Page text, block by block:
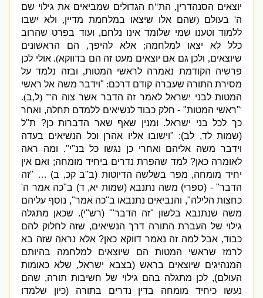
יוצאים הסנהדרין, הת"ח הגדולים שמביאים את גילוי שם
ה' בעולם (שהם אלו שיצאו במלחמת מדיין, ולא ישבו
ללמוד וטענו שמי שלומד אינו נלחם, ועוד בפרט שהרוב
כלל לא יצאו למלחמה; אלא להיפך, הם הראשונים
שיוצאים, ולכן גם אם יוצאים מעט זה הם בדווקא).אולי לכן
פרשיה הקודמת נאמרה לראשי המטות, ובזה נלמד על
מסירת התורה שעברה קודם דרכם:
"וידבר משה אל ראשי
המטות לבני ישראל לאמר זה הדבר אשר צוה ה'” (ל,ב).
'
"ראשי המטות" - חלק כבוד לנשיאים ללמדם תחלה, ואחר
כך לכל בני ישראל. ומנין שאף שאר הדברות כן? ת"ל
(שמות לד, לב): "וישובו אליו אהרן וכל הנשיאים בעדה
וידבר משה אליהם ואחרי כן נגשו כל בנ"י". ומה ראה
לאומרה כאן?למד שהפרת נדרים ביחיד מומחה; ואם אין
יחיד מומחה, מפר בשלשה הדיוטות (ב"ב קכ, ב) … "זה
הדבר" - (ספרי) משה נתנבא(שמות יא,ד) ב"כה אמר ה'
כחצות הלילה", והנביאים נתנבאו ב"כה אמר", נוסף עליהם
משה שנתנבא בלשון "זה הדבר"' (רש"י). שכאן מתגלה
גילוי של העברת התורה דרך הנשיאים, שזה לחלוק להם
כבוד, אבל למה זה נאמר דווקא כאן?אלא נראה שזה בא
לרמז שראשי המטות הם שיוצאים למלחמה בהיותם
המנהיגים שיוצאים בראש(בצבא ישראל, שלא כאומות
העולם),לכן מתגלה בהם גילוי של חשיבות תורה, שהם
נעשו כיחיד מומחה בדין נדרים בתורה(כיון שלמדו